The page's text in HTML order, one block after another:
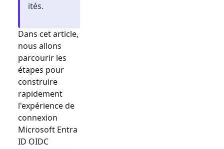
ités.
Dans cet article,
nous allons
parcourir les
étapes pour
construire
rapidement
l'expérience de
connexion
Microsoft Entra
ID OIDC